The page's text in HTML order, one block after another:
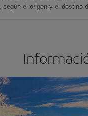
según el origen y el destino